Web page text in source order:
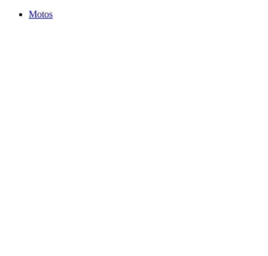
Motos